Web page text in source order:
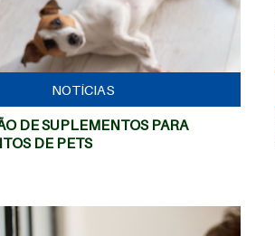
MAIS
NOTÍCIAS
DE SUPLEMENTOS PARA
DE PETS